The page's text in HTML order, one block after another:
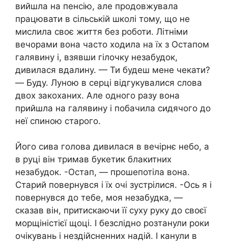
вийшла на пенсію, але продовжувала
працювати в сільській школі тому, що не
мислила своє життя без роботи. Літніми
вечорами вона часто ходила на їх з Остапом
галявину і, взявши гілочку незабудок,
дивилася вдалину. — Ти будеш мене чекати?
— Буду. Луною в серці відгукувалися слова
двох закоханих. Але одного разу вона
прийшла на галявину і побачила сидячого до
неї спиною старого.
Його сива голова дивилася в вечірнє небо, а
в руці він тримав букетик блакитних
незабудок. -Остап, — прошепотіла вона.
Старий повернувся і їх очі зустрілися. -Ось я і
повернувся до тебе, моя незабудка, —
сказав він, притискаючи її суху руку до своєї
морщіністієї щоці. І безслідно розтанули роки
очікувань і нездійсненних надій. І канули в